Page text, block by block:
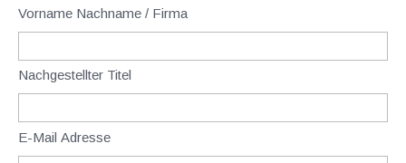
Vorname Nachname / Firma
Nachgestellter Titel
E-Mail Adresse